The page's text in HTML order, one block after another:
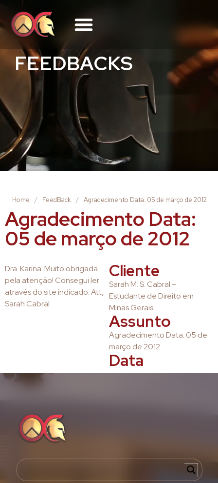
FEEDBACKS
Home / FeedBack / Agradecimento Data: 05 de março de 2012
Agradecimento Data:
05 de março de 2012
Dra. Karina. Muito obrigada
pela atenção! Consegui ler
através do site indicado. Att,
Sarah Cabral
Cliente
Sarah M. S. Cabral –
Estudante de Direito em
Minas Gerais
Assunto
Agradecimento Data: 05 de
março de 2012
Data